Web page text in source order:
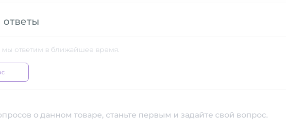
мы ответим в ближайшее время.
о данном товаре, станьте первым и задайте свой вопрос.